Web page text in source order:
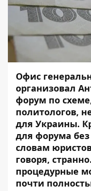
Офис
организовал
форум по
политологов,
для Украины.
для форума
словам
говоря,
процедурные
почти